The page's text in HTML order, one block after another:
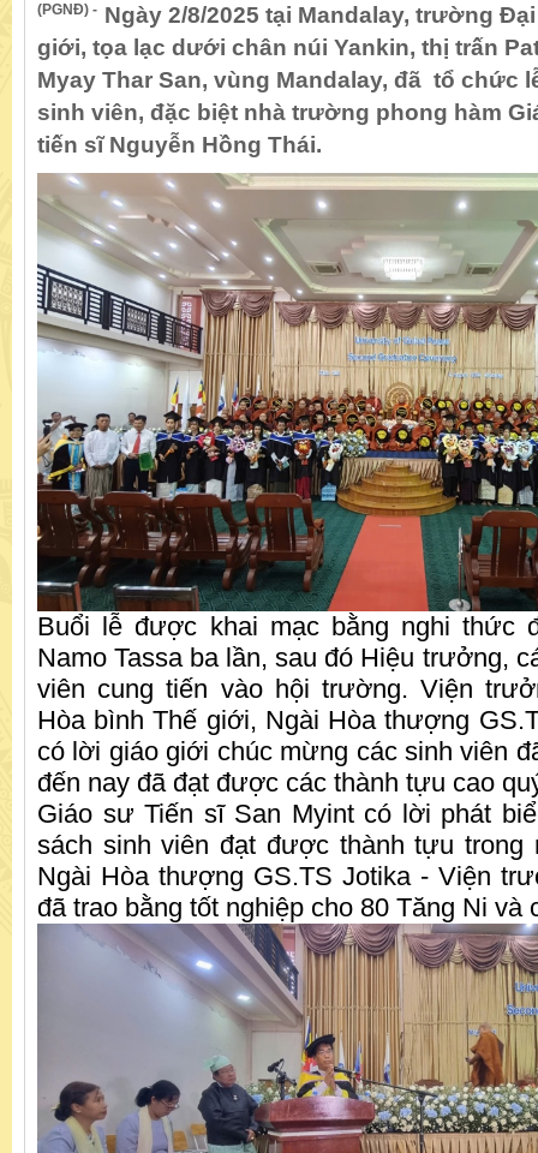
(PGNĐ) - Ngày 2/8/2025 tại Mandalay, trường
giới, tọa lạc dưới chân núi Yankin, thị trấn
Myay Thar San, vùng Mandalay, đã tổ chức
sinh viên, đặc biệt nhà trường phong hàm
tiến sĩ Nguyễn Hồng Thái.
Buổi lễ được khai mạc bằng nghi thức
Namo Tassa ba lần, sau đó Hiệu trưởng,
viên cung tiến vào hội trường. Viện
Hòa bình Thế giới, Ngài Hòa thượng
có lời giáo giới chúc mừng các sinh viên
đến nay đã đạt được các thành tựu cao
Giáo sư Tiến sĩ San Myint có lời phát
sách sinh viên đạt được thành tựu trong
Ngài Hòa thượng GS.TS Jotika - Viện
đã trao bằng tốt nghiệp cho 80 Tăng Ni và